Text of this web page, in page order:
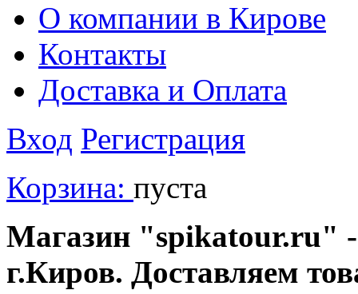
О компании в Кирове
Контакты
Доставка и Оплата
Вход Регистрация
Корзина: пуста
Магазин "spikatour.ru" -
г.Киров. Доставляем